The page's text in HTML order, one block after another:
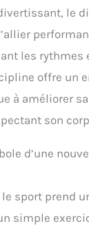
le
les rythmes
offre un
à améliorer
son
d’une
sport prend
simple